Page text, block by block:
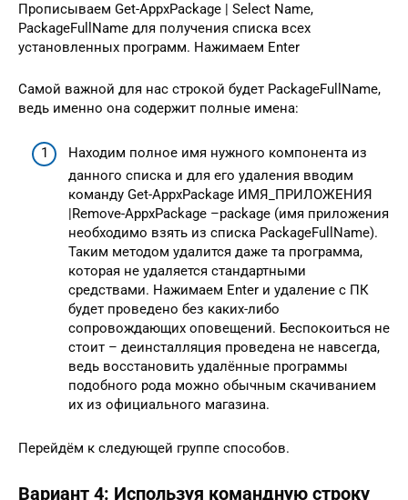
Прописываем Get-AppxPackage | Select Name,
PackageFullName для получения списка всех
установленных программ. Нажимаем Enter
Самой важной для нас строкой будет PackageFullName,
ведь именно она содержит полные имена:
Находим полное имя нужного компонента из
данного списка и для его удаления вводим
команду Get-AppxPackage ИМЯ_ПРИЛОЖЕНИЯ
|Remove-AppxPackage –package (имя приложения
необходимо взять из списка PackageFullName).
Таким методом удалится даже та программа,
которая не удаляется стандартными
средствами. Нажимаем Enter и удаление с ПК
будет проведено без каких-либо
сопровождающих оповещений. Беспокоиться не
стоит – деинсталляция проведена не навсегда,
ведь восстановить удалённые программы
подобного рода можно обычным скачиванием
их из официального магазина.
Перейдём к следующей группе способов.
Вариант 4: Используя командную строку